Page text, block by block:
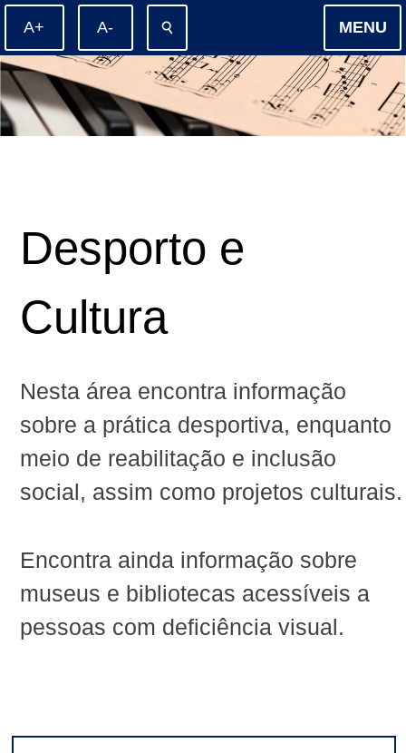
MENU
⚲
Desporto e
Cultura
Nesta área encontra informação
sobre a prática desportiva, enquanto
meio de reabilitação e inclusão
social, assim como projetos culturais.
Encontra ainda informação sobre
museus e bibliotecas acessíveis a
pessoas com deficiência visual.